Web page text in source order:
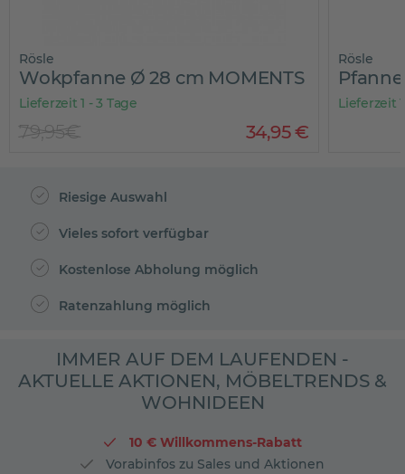
Rösle
Wokpfanne Ø 28 cm MOMENTS
Lieferzeit 1 - 3 Tage
34,95€
79,95€
Rösle
Lieferzeit
Riesige Auswahl
Vieles sofort verfügbar
Kostenlose Abholung möglich
Ratenzahlung möglich
IMMER AUF DEM LAUFENDEN -
AKTUELLE AKTIONEN, MÖBELTRENDS &
WOHNIDEEN
10 € Willkommens-Rabatt
Vorabinfos zu Sales und Aktionen